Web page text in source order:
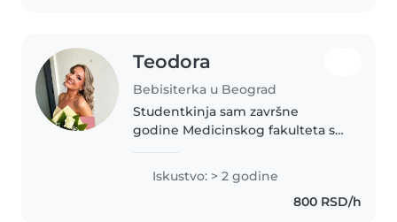
Teodora
Bebisiterka u Beograd
Studentkinja sam završne
godine Medicinskog fakulteta sa
različitog uzrasta. Odgovorna
sam, strpljiva, pažljiva i pouzdana,
a zahvaljujući medicinskom..
Iskustvo: > 2 godine
800 RSD/h